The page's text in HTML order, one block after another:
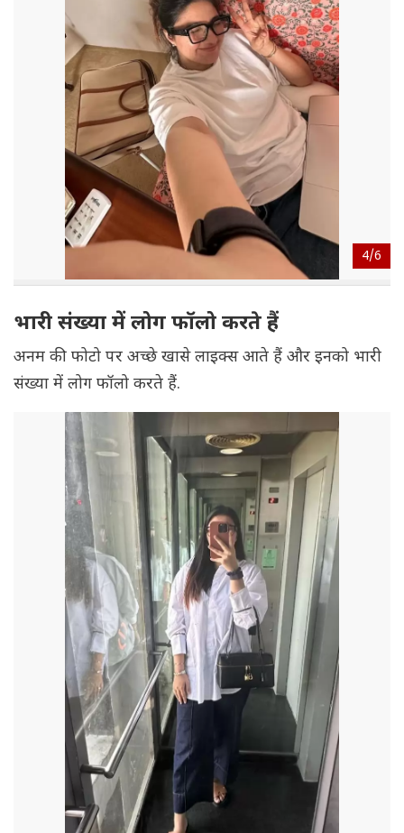
4/6
भारी संख्या में लोग फॉलो करते हैं
अनम की फोटो पर अच्छे खासे लाइक्स आते हैं और इनको भारी
संख्या में लोग फॉलो करते हैं.